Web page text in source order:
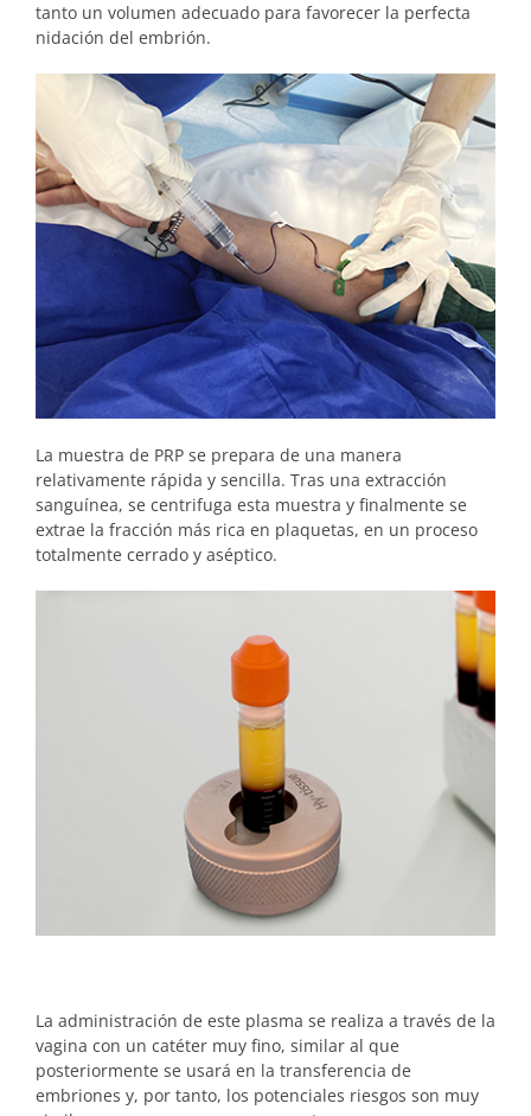
tanto un volumen adecuado para favorecer la perfecta
nidación del embrión.
La muestra de PRP se prepara de una manera
relativamente rápida y sencilla. Tras una extracción
sanguínea, se centrifuga esta muestra y finalmente se
extrae la fracción más rica en plaquetas, en un proceso
totalmente cerrado y aséptico.
La administración de este plasma se realiza a través de la
vagina con un catéter muy fino, similar al que
posteriormente se usará en la transferencia de
embriones y, por tanto, los potenciales riesgos son muy